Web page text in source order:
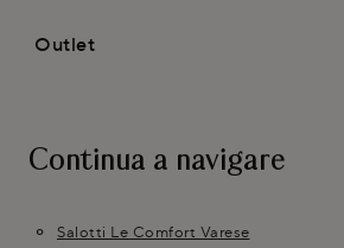
Outlet
Continua a navigare
Salotti Le Comfort Varese